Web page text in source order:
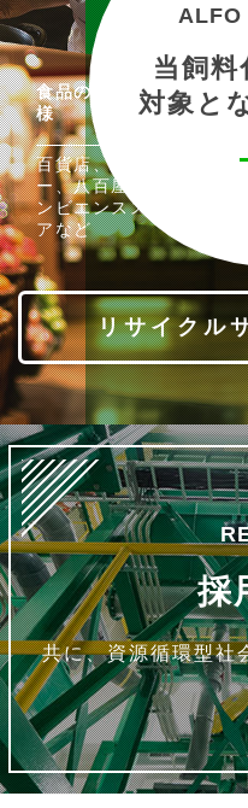
ALFO
当飼
対象と
食品の小売業者
様
百貨店、スーパ
ー、八百屋、コ
ンビエンススト
アなど
リサイクル
採
共に、資源循環型社